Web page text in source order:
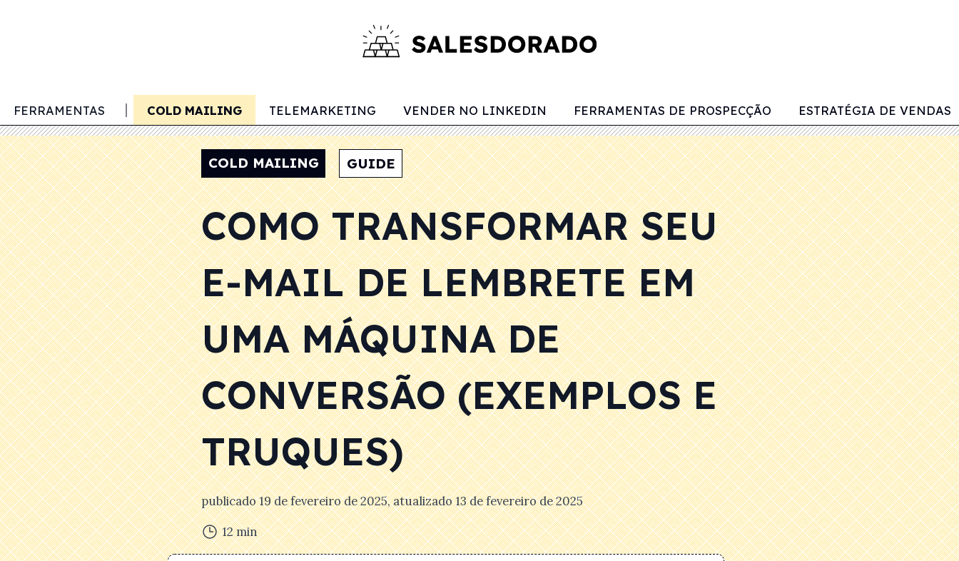
FERRAMENTAS
DE CLIENTES COLD MAILING TELEMARKETING VENDER NO LINKEDIN FERRAMENTAS DE PROSPECÇÃO ESTRATÉGIA DE VENDAS
COLD MAILING GUIDE
COMO TRANSFORMAR SEU
E-MAIL DE LEMBRETE EM
UMA MÁQUINA DE
CONVERSÃO (EXEMPLOS E
TRUQUES)
publicado19 de fevereiro de 2025, atualizado13 de fevereiro de 2025
12 min